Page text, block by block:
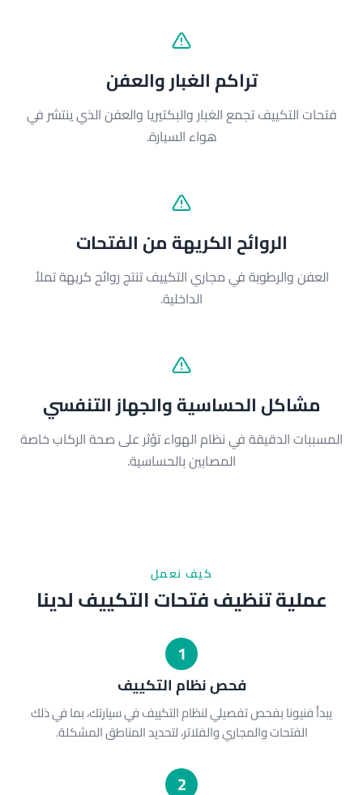
تراكم الغبار والعفن
فتحات التكييف تجمع الغبار والبكتيريا والعفن الذي ينتشر في
هواء السيارة.
الروائح الكريهة من الفتحات
العفن والرطوبة في مجاري التكييف تنتج روائح كريهة تملأ
الداخلية.
مشاكل الحساسية والجهاز التنفسي
المسببات الدقيقة في نظام الهواء تؤثر على صحة الركاب خاصة
المصابين بالحساسية.
كيف نعمل
عملية تنظيف فتحات التكييف لدينا
1
فحص نظام التكييف
يبدأ فنيونا بفحص تفصيلي لنظام التكييف في سيارتك، بما في ذلك
الفتحات والمجاري والفلاتر، لتحديد المناطق المشكلة.
2